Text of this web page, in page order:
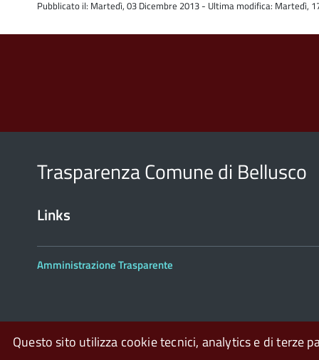
Pubblicato il: Martedì, 03 Dicembre 2013 - Ultima modifica: Martedì,
Trasparenza Comune di Bellusco
Links
Amministrazione Trasparente
Questo sito utilizza cookie tecnici, analytics e di terze